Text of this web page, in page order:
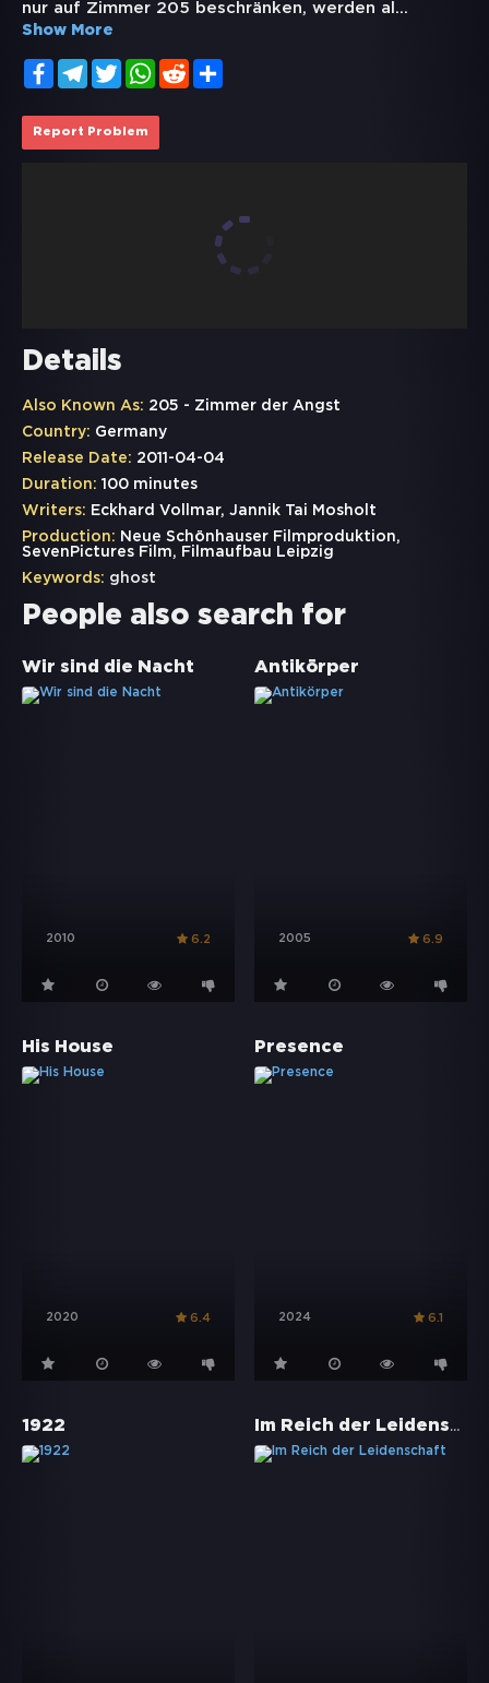
nur auf Zimmer 205 beschränken, werden al ...
Show More
FacebookTelegramTwitterWhatsApp
Reddit
Report Problem
Details
Also Known As: 205 - Zimmer der Angst
Country: Germany
Release Date: 2011-04-04
Duration: 100 minutes
Writers: Eckhard Vollmar, Jannik Tai Mosholt
Production: Neue Schönhauser Filmproduktion,
SevenPictures Film, Filmaufbau Leipzig
Keywords: ghost
People also search for
Wir sind die Nacht
2010 6.2
Antikörper
2005 6.9
His House
2020 6.4
Presence
2024 6.1
1922 Im Reich der Leidenschaft